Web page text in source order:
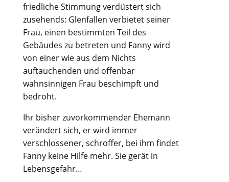
friedliche Stimmung verdüstert sich
zusehends: Glenfallen verbietet seiner
Frau, einen bestimmten Teil des
Gebäudes zu betreten und Fanny wird
von einer wie aus dem Nichts
auftauchenden und offenbar
wahnsinnigen Frau beschimpft und
bedroht.
Ihr bisher zuvorkommender Ehemann
verändert sich, er wird immer
verschlossener, schroffer, bei ihm findet
Fanny keine Hilfe mehr. Sie gerät in
Lebensgefahr…